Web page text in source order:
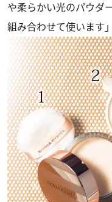
や柔らかい光のパウダ
組み合わせて使います」